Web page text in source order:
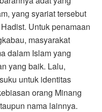
yang syariat tersebut
Untuk penamaan
masyarakat
dalam Islam yang
yang baik. Lalu,
untuk identitas
orang Minang
nama lainnya.